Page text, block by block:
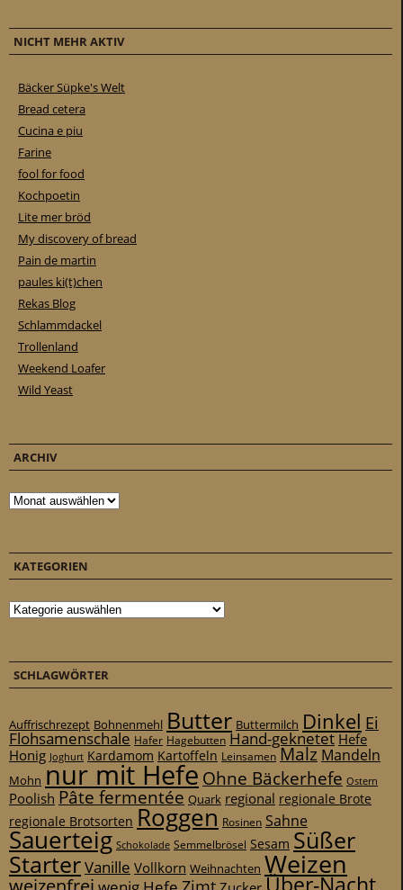
NICHT MEHR AKTIV
Bäcker Süpke's Welt
Bread cetera
Cucina e piu
Farine
fool for food
Kochpoetin
Lite mer bröd
My discovery of bread
Pain de martin
paules ki(t)chen
Rekas Blog
Schlammdackel
Trollenland
Weekend Loafer
Wild Yeast
ARCHIV
Archiv
KATEGORIEN
Kategorien
SCHLAGWÖRTER
Auffrischrezept Bohnenmehl Butter Buttermilch Dinkel Ei
Flohsamenschale Hafer Hagebutten Hand-geknetet Hefe
Honig Joghurt Kardamom Kartoffeln Leinsamen Malz Mandeln
Mohn nur mit HefeOhne Bäckerhefe Ostern
Poolish Pâte fermentée Quark regional regionale Brote
regionale Brotsorten Roggen Rosinen Sahne
Sauerteig Schokolade Semmelbrösel Sesam Süßer
StarterVanille Vollkorn Weihnachten Weizen